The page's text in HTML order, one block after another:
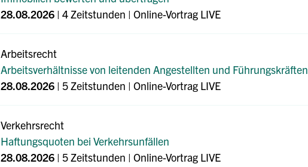
28.08.2026 | 4 Zeitstunden | Online-Vortrag LIVE
Arbeitsrecht
Arbeitsverhältnisse von leitenden Angestellten und Führungskräften
28.08.2026 | 5 Zeitstunden | Online-Vortrag LIVE
Verkehrsrecht
Haftungsquoten bei Verkehrsunfällen
28.08.2026 | 5 Zeitstunden | Online-Vortrag LIVE